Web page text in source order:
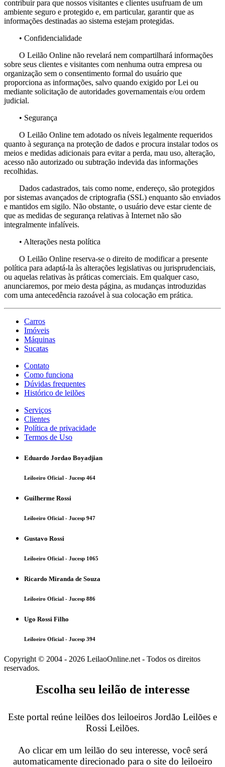
contribuir para que nossos visitantes e clientes usufruam de um
ambiente seguro e protegido e, em particular, garantir que as
informações destinadas ao sistema estejam protegidas.
• Confidencialidade
O Leilão Online não revelará nem compartilhará informações
sobre seus clientes e visitantes com nenhuma outra empresa ou
organização sem o consentimento formal do usuário que
proporciona as informações, salvo quando exigido por Lei ou
mediante solicitação de autoridades governamentais e/ou ordem
judicial.
• Segurança
O Leilão Online tem adotado os níveis legalmente requeridos
quanto à segurança na proteção de dados e procura instalar todos os
meios e medidas adicionais para evitar a perda, mau uso, alteração,
acesso não autorizado ou subtração indevida das informações
recolhidas.
Dados cadastrados, tais como nome, endereço, são protegidos
por sistemas avançados de criptografia (SSL) enquanto são enviados
e mantidos em sigilo. Não obstante, o usuário deve estar ciente de
que as medidas de segurança relativas à Internet não são
integralmente infalíveis.
• Alterações nesta política
O Leilão Online reserva-se o direito de modificar a presente
política para adaptá-la às alterações legislativas ou jurisprudenciais,
ou aquelas relativas às práticas comerciais. Em qualquer caso,
anunciaremos, por meio desta página, as mudanças introduzidas
com uma antecedência razoável à sua colocação em prática.
Carros
Imóveis
Máquinas
Sucatas
Contato
Como funciona
Dúvidas frequentes
Histórico de leilões
Serviços
Clientes
Política de privacidade
Termos de Uso
Eduardo Jordao Boyadjian
Leiloeiro Oficial - Jucesp 464
Guilherme Rossi
Leiloeiro Oficial - Jucesp 947
Gustavo Rossi
Leiloeiro Oficial - Jucesp 1065
Ricardo Miranda de Souza
Leiloeiro Oficial - Jucesp 886
Ugo Rossi Filho
Leiloeiro Oficial - Jucesp 394
Copyright © 2004 - 2026 LeilaoOnline.net - Todos os direitos
reservados.
Escolha seu leilão de interesse
Este portal reúne leilões dos leiloeiros Jordão Leilões e
Rossi Leilões.
Ao clicar em um leilão do seu interesse, você será
automaticamente direcionado para o site do leiloeiro